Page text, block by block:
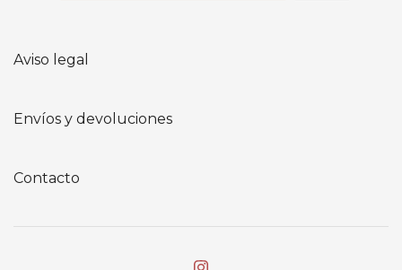
Aviso legal
Envíos y devoluciones
Contacto